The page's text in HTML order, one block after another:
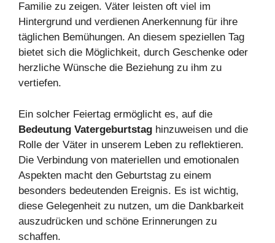
Familie zu zeigen. Väter leisten oft viel im
Hintergrund und verdienen Anerkennung für ihre
täglichen Bemühungen. An diesem speziellen Tag
bietet sich die Möglichkeit, durch Geschenke oder
herzliche Wünsche die Beziehung zu ihm zu
vertiefen.
Ein solcher Feiertag ermöglicht es, auf die
Bedeutung Vatergeburtstag hinzuweisen und die
Rolle der Väter in unserem Leben zu reflektieren.
Die Verbindung von materiellen und emotionalen
Aspekten macht den Geburtstag zu einem
besonders bedeutenden Ereignis. Es ist wichtig,
diese Gelegenheit zu nutzen, um die Dankbarkeit
auszudrücken und schöne Erinnerungen zu
schaffen.